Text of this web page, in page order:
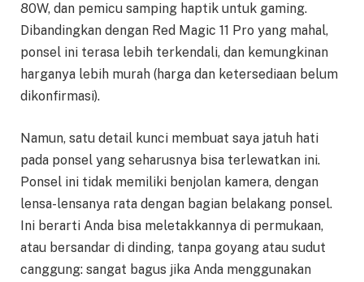
80W, dan pemicu samping haptik untuk gaming.
Dibandingkan dengan Red Magic 11 Pro yang mahal,
ponsel ini terasa lebih terkendali, dan kemungkinan
harganya lebih murah (harga dan ketersediaan belum
dikonfirmasi).
Namun, satu detail kunci membuat saya jatuh hati
pada ponsel yang seharusnya bisa terlewatkan ini.
Ponsel ini tidak memiliki benjolan kamera, dengan
lensa-lensanya rata dengan bagian belakang ponsel.
Ini berarti Anda bisa meletakkannya di permukaan,
atau bersandar di dinding, tanpa goyang atau sudut
canggung: sangat bagus jika Anda menggunakan